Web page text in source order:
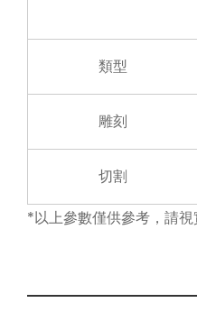
類型
雕刻
切割
*以上參數僅供參考，請視